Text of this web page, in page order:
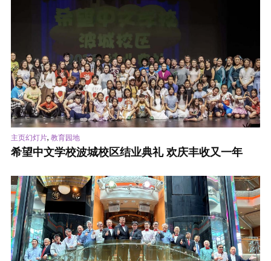
主页幻灯片, 教育园地
希望中文学校波城校区结业典礼 欢庆丰收又一年